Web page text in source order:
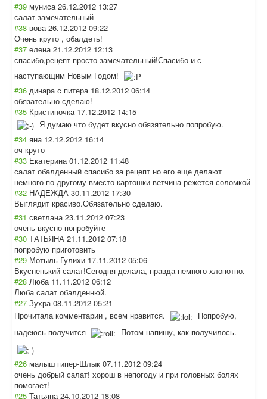
#39 муниса 26.12.2012 13:27
салат замечательный
#38 вова 26.12.2012 09:22
Очень круто , обалдеть!
#37 елена 21.12.2012 12:13
спасибо,рецепт просто замечательный!Спасибо и с
наступающим Новым Годом!
#36 динара с питера 18.12.2012 06:14
обязательно сделаю!
#35 Кристиночка 17.12.2012 14:15
Я думаю что будет вкусно обязятельно попробую.
#34 яна 12.12.2012 16:14
оч круто
#33 Екатерина 01.12.2012 11:48
салат обалденный спасибо за рецепт но его еще делают
немного по другому вместо картошки ветчина режется соломкой
#32 НАДЕЖДА 30.11.2012 17:30
Выглядит красиво.Обязательно сделаю.
#31 светлана 23.11.2012 07:23
очень вкусно попробуйте
#30 ТАТЬЯНА 21.11.2012 07:18
попробую приготовить
#29 Мотыль Гулихи 17.11.2012 05:06
Вкусненький салат!Сегодня делала, правда немного хлопотно.
#28 Люба 11.11.2012 06:12
Люба салат обалденнюй.
#27 Зухра 08.11.2012 05:21
Прочитала комментарии , всем нравится.
Попробую,
надеюсь получится
Потом напишу, как получилось.
#26 малыш гипер-Шлык 07.11.2012 09:24
очень добрый салат! хорош в непогоду и при головных болях
помогает!
#25 Татьяна 24.10.2012 18:08